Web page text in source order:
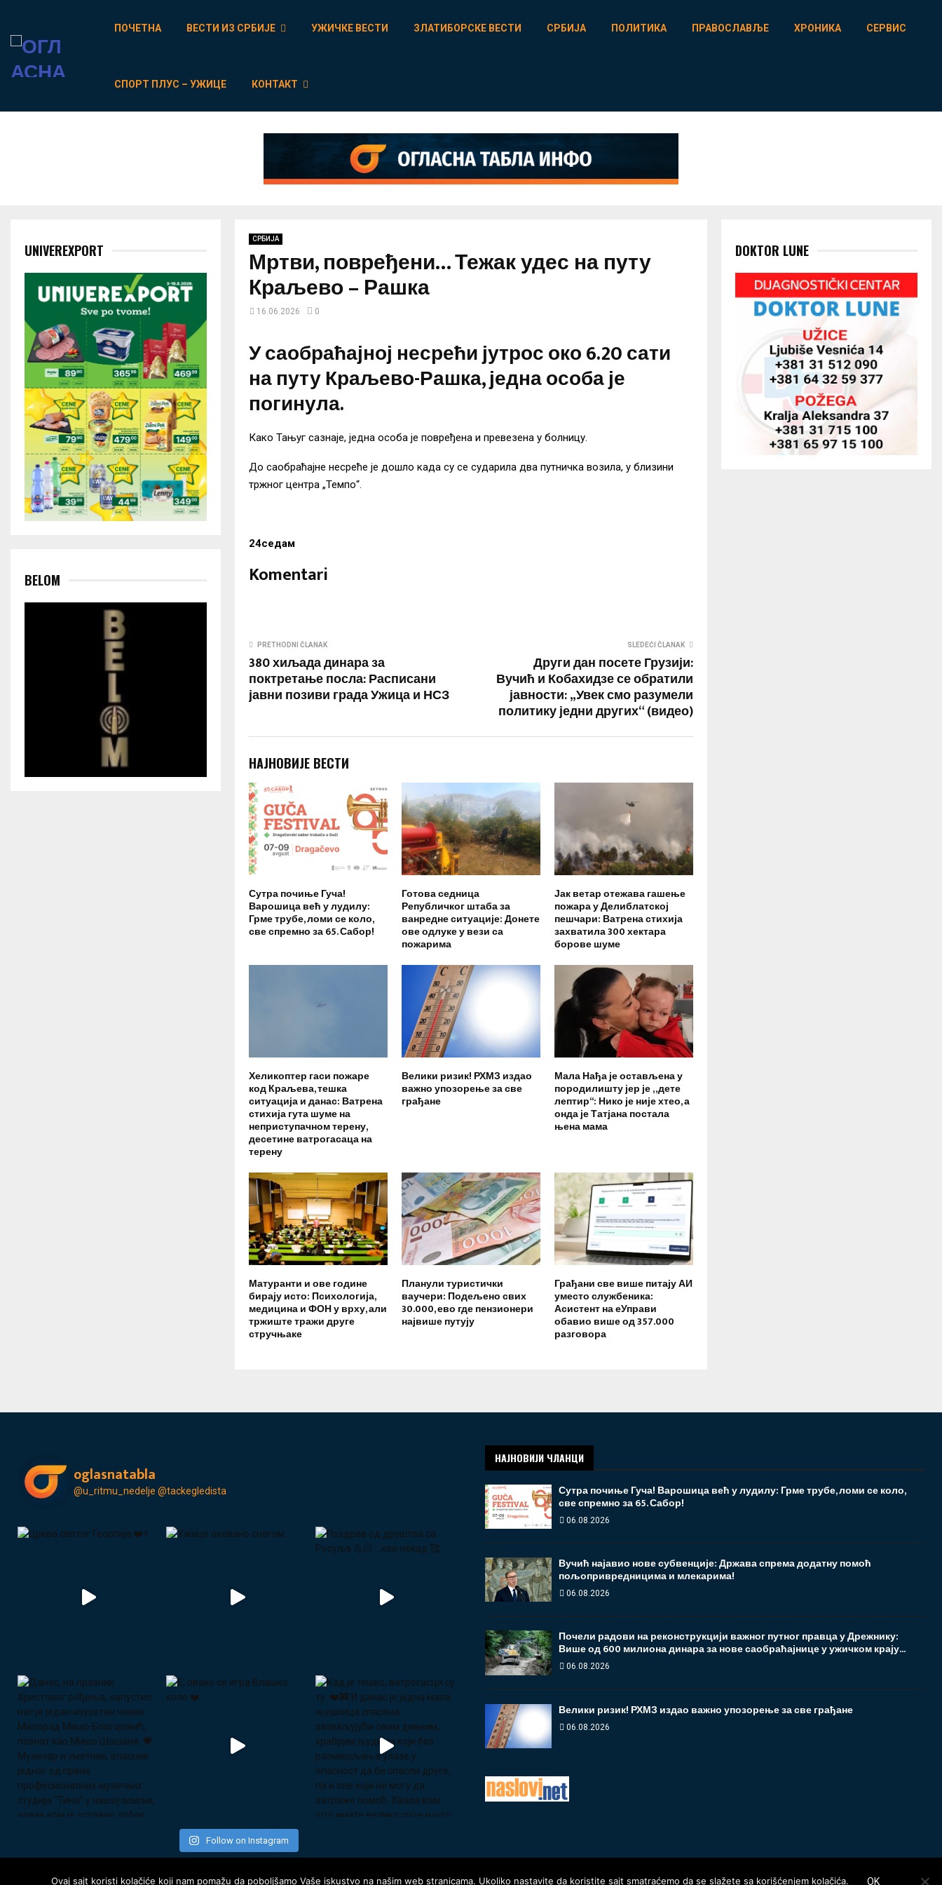
ПОЧЕТНА ВЕСТИ ИЗ СРБИЈЕ УЖИЧКЕ ВЕСТИ ЗЛАТИБОРСКЕ ВЕСТИ СРБИЈА ПОЛИТИКА ПРАВОСЛАВЉЕ ХРОНИКА СЕРВИС
СПОРТ ПЛУС – УЖИЦЕ КОНТАКТ
СРБИЈА
Мртви, повређени… Тежак удес на путу
Краљево – Рашка
16.06.2026 0
У саобраћајној несрећи јутрос око 6.20 сати
на путу Краљево-Рашка, једна особа је
погинула.
Како Тањуг сазнаје, једна особа је повређена и превезена у болницу.
До саобраћајне несреће је дошло када су се сударила два путничка возила, у близини
тржног центра „Темпо“.
24седам
Komentari
PRETHODNI ČLANAK
380 хиљада динара за
поктретање посла: Расписани
јавни позиви града Ужица и НСЗ
SLEDEĆI ČLANAK
Други дан посете Грузији:
Вучић и Кобахидзе се обратили
јавности: „Увек смо разумели
политику једни других“ (видео)
НАЈНОВИЈЕ ВЕСТИ
Сутра почиње Гуча!
Варошица већ у лудилу:
Грме трубе, ломи се коло,
све спремно за 65. Сабор!
Готова седница
Републичког штаба за
ванредне ситуације: Донете
ове одлуке у вези са
пожарима
Јак ветар отежава гашење
пожара у Делиблатској
пешчари: Ватрена стихија
захватила 300 хектара
борове шуме
Хеликоптер гаси пожаре
код Краљева, тешка
ситуација и данас: Ватрена
стихија гута шуме на
неприступачном терену,
десетине ватрогасаца на
терену
Велики ризик! РХМЗ издао
важно упозорење за све
грађане
Мала Нађа је остављена у
породилишту јер је „дете
лептир“: Нико је није хтео, а
онда је Татјана постала
њена мама
Матуранти и ове године
бирају исто: Психологија,
медицина и ФОН у врху, али
тржиште тражи друге
стручњаке
Планули туристички
ваучери: Подељено свих
30.000, ево где пензионери
највише путују
Грађани све више питају АИ
уместо службеника:
Асистент на еУправи
обавио више од 357.000
разговора
UNIVEREXPORT
BELOM
DOKTOR LUNE
oglasnatabla
@u_ritmu_nedelje @tackegledista
Follow on Instagram
НАЈНОВИЈИ ЧЛАНЦИ
Сутра почиње Гуча! Варошица већ у лудилу: Грме трубе, ломи се коло,
све спремно за 65. Сабор!
06.08.2026
Вучић најавио нове субвенције: Држава спрема додатну помоћ
пољопривредницима и млекарима!
06.08.2026
Почели радови на реконструкцији важног путног правца у Дрежнику:
Више од 600 милиона динара за нове саобраћајнице у ужичком крају...
06.08.2026
Велики ризик! РХМЗ издао важно упозорење за све грађане
06.08.2026
Ovaj sajt koristi kolačiće koji nam pomažu da poboljšamo Vaše iskustvo na našim web stranicama. Ukoliko nastavite da koristite sajt smatraćemo da se slažete sa korišćenjem kolačića. OK